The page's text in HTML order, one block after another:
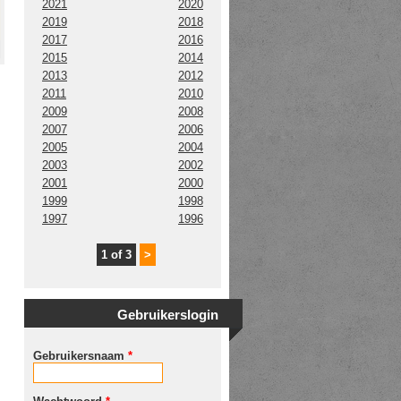
2021
2020
2019
2018
2017
2016
2015
2014
2013
2012
2011
2010
2009
2008
2007
2006
2005
2004
2003
2002
2001
2000
1999
1998
1997
1996
1 of 3 >
Gebruikerslogin
Gebruikersnaam *